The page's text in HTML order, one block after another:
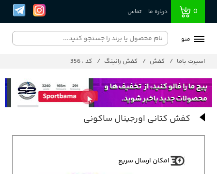
0 درباره ما تماس
منو
اسپرت باما کفش کفش رانینگ کد : 356
کفش کتانی اورجینال ساکونی
امکان ارسال سریع